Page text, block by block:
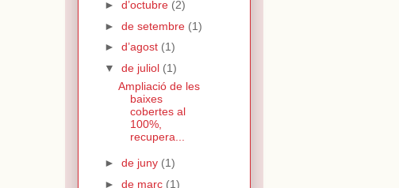
► d’octubre (2)
► de setembre (1)
► d’agost (1)
▼ de juliol (1)
Ampliació de les
baixes
cobertes al
100%,
recupera...
► de juny (1)
► de març (1)